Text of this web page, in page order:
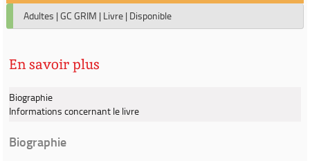
Adultes | GC GRIM | Livre | Disponible
En savoir plus
Biographie
Informations concernant le livre
Biographie